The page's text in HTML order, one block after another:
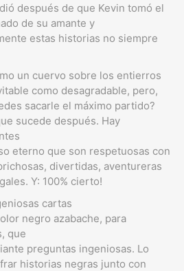
después de que Kevin tomó el
de su amante y
estas historias no siempre
un cuervo sobre los entierros
como desagradable, pero,
sacarle el máximo partido?
sucede después. Hay
eterno que son respetuosas con
divertidas, aventureras
Y: 100% cierto!
cartas
negro azabache, para
que
preguntas ingeniosas. Lo
historias negras junto con